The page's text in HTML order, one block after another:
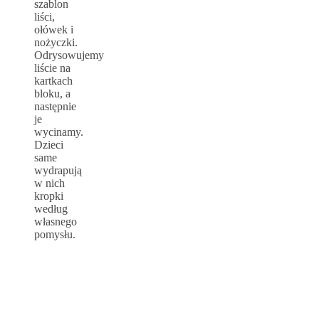
szablon
liści,
ołówek i
nożyczki.
Odrysowujemy
liście na
kartkach
bloku, a
następnie
je
wycinamy.
Dzieci
same
wydrapują
w nich
kropki
według
własnego
pomysłu.